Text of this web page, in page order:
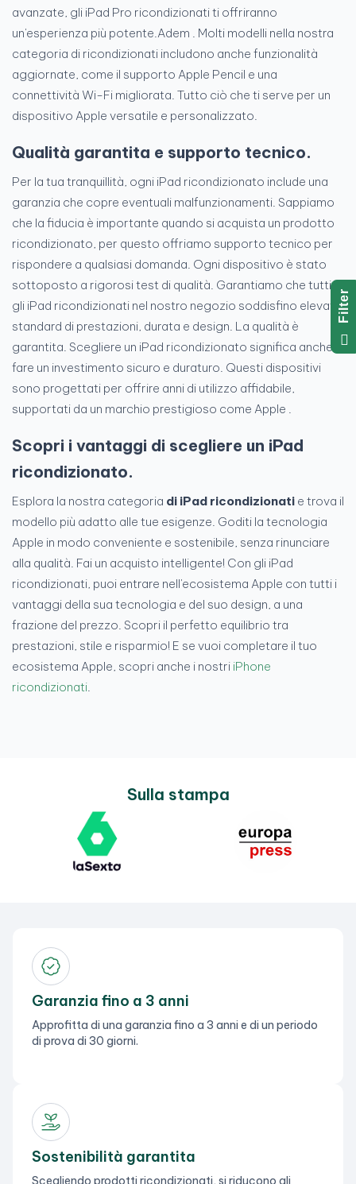
avanzate, gli iPad Pro ricondizionati ti offriranno
un'esperienza più potente.Adem . Molti modelli nella nostra
categoria di ricondizionati includono anche funzionalità
aggiornate, come il supporto Apple Pencil e una
connettività Wi-Fi migliorata. Tutto ciò che ti serve per un
dispositivo Apple versatile e personalizzato.
Qualità garantita e supporto tecnico.
Per la tua tranquillità, ogni iPad ricondizionato include una
garanzia che copre eventuali malfunzionamenti. Sappiamo
che la fiducia è importante quando si acquista un prodotto
ricondizionato, per questo offriamo supporto tecnico per
rispondere a qualsiasi domanda. Ogni dispositivo è stato
sottoposto a rigorosi test di qualità. Garantiamo che tutti
gli iPad ricondizionati nel nostro negozio soddisfino elevati
standard di prestazioni, durata e design. La qualità è
garantita. Scegliere un iPad ricondizionato significa anche
fare un investimento sicuro e duraturo. Questi dispositivi
sono progettati per offrire anni di utilizzo affidabile,
supportati da un marchio prestigioso come Apple .
Scopri i vantaggi di scegliere un iPad
ricondizionato.
Esplora la nostra categoria di iPad ricondizionati e trova il
modello più adatto alle tue esigenze. Goditi la tecnologia
Apple in modo conveniente e sostenibile, senza rinunciare
alla qualità. Fai un acquisto intelligente! Con gli iPad
ricondizionati, puoi entrare nell'ecosistema Apple con tutti i
vantaggi della sua tecnologia e del suo design, a una
frazione del prezzo. Scopri il perfetto equilibrio tra
prestazioni, stile e risparmio! E se vuoi completare il tuo
ecosistema Apple, scopri anche i nostri iPhone
ricondizionati
Sulla stampa
Garanzia fino a 3 anni
Approfitta di una garanzia fino a 3 anni e di un periodo
di prova di 30 giorni.
Sostenibilità garantita
Scegliendo prodotti ricondizionati, si riducono gli
R